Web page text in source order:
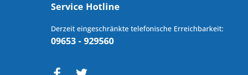
Service Hotline
Derzeit eingeschränkte telefonische Erreichbarkeit:
09653 - 929560